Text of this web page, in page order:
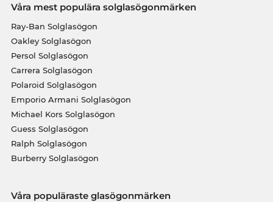
Våra mest populära solglasögonmärken
Ray-Ban Solglasögon
Oakley Solglasögon
Persol Solglasögon
Carrera Solglasögon
Polaroid Solglasögon
Emporio Armani Solglasögon
Michael Kors Solglasögon
Guess Solglasögon
Ralph Solglasögon
Burberry Solglasögon
Våra populäraste glasögonmärken